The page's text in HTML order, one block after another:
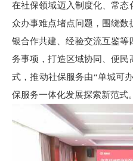
在社保领域迈入制度化、常
众办事难点堵点问题，围绕
银合作共建、经验交流互鉴等
务事项，打造区域协同、便
式，推动社保服务由“单城可
保服务一体化发展探索新范式。